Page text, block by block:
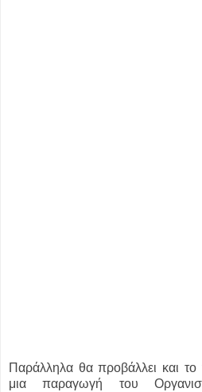
Παράλληλα θα προβάλλει και το
μια παραγωγή του